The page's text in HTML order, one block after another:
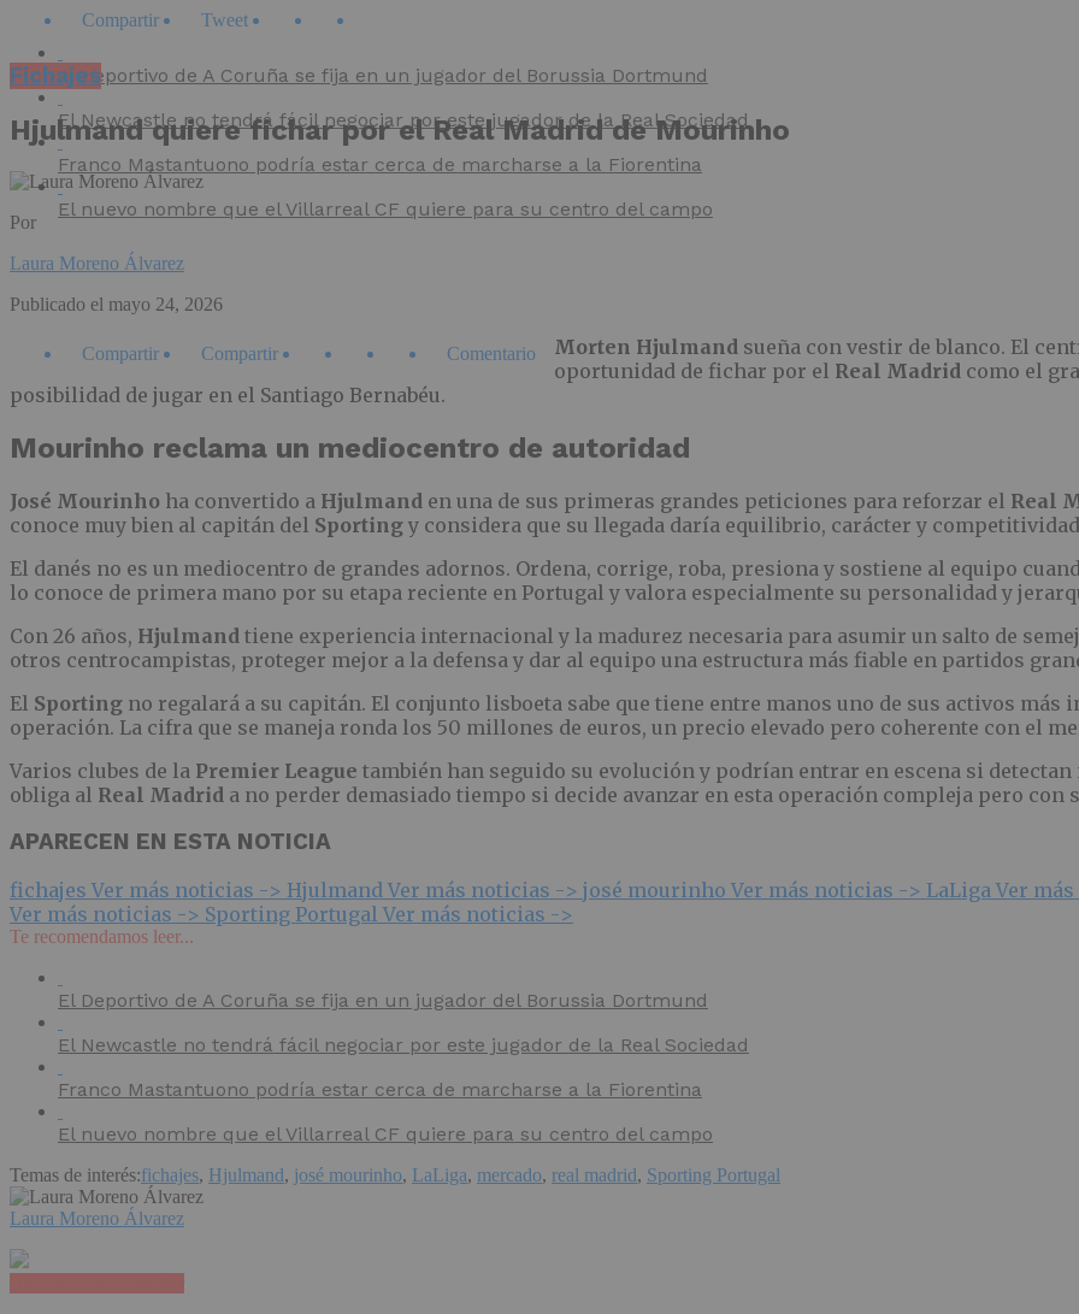
Compartir Tweet
El Deportivo de A Coruña se fija en un jugador del Borussia Dortmund
El Newcastle no tendrá fácil negociar por este jugador de la Real Sociedad
Franco Mastantuono podría estar cerca de marcharse a la Fiorentina
El nuevo nombre que el Villarreal CF quiere para su centro del campo
Fichajes
Hjulmand quiere fichar por el Real Madrid de Mourinho
Por
Laura Moreno Álvarez
Publicado el mayo 24, 2026
Compartir Compartir Comentario Morten Hjulmand sueña con vestir de blanco. El
oportunidad de fichar por el Real Madrid como el
posibilidad de jugar en el Santiago Bernabéu.
Mourinho reclama un mediocentro de autoridad
José Mourinho ha convertido a Hjulmand en una de sus primeras grandes peticiones para reforzar el Real
conoce muy bien al capitán del Sporting y considera que su llegada daría equilibrio, carácter y
El danés no es un mediocentro de grandes adornos. Ordena, corrige, roba, presiona y sostiene al equipo
lo conoce de primera mano por su etapa reciente en Portugal y valora especialmente su personalidad y
Con 26 años, Hjulmand tiene experiencia internacional y la madurez necesaria para asumir un salto de
otros centrocampistas, proteger mejor a la defensa y dar al equipo una estructura más fiable en partidos
El Sporting no regalará a su capitán. El conjunto lisboeta sabe que tiene entre manos uno de sus activos
operación. La cifra que se maneja ronda los 50 millones de euros, un precio elevado pero coherente con el
Varios clubes de la Premier League también han seguido su evolución y podrían entrar en escena si
obliga al Real Madrid a no perder demasiado tiempo si decide avanzar en esta operación compleja pero con
APARECEN EN ESTA NOTICIA
fichajes Ver más noticias -> Hjulmand Ver más noticias -> josé mourinho Ver más noticias -> LaLiga Ver
Ver más noticias -> Sporting Portugal Ver más noticias ->
Te recomendamos leer...
El Deportivo de A Coruña se fija en un jugador del Borussia Dortmund
El Newcastle no tendrá fácil negociar por este jugador de la Real Sociedad
Franco Mastantuono podría estar cerca de marcharse a la Fiorentina
El nuevo nombre que el Villarreal CF quiere para su centro del campo
Temas de interés:fichajes, Hjulmand, josé mourinho, LaLiga, mercado, real madrid, Sporting Portugal
Laura Moreno Álvarez